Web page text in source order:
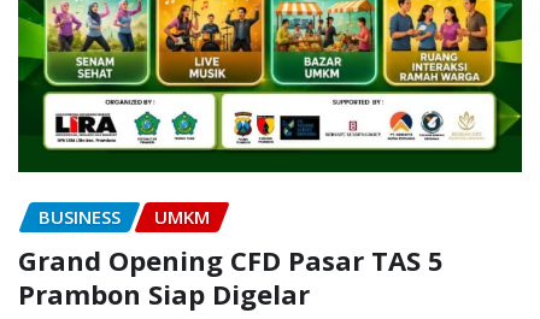
BUSINESS UMKM
Grand Opening CFD Pasar TAS 5
Prambon Siap Digelar